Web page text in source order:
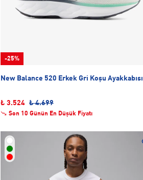
-25%
New Balance 520 Erkek Gri Koşu Ayakkabısı
₺ 3.524 ₺ 4.699
Son 10 Günün En Düşük Fiyatı